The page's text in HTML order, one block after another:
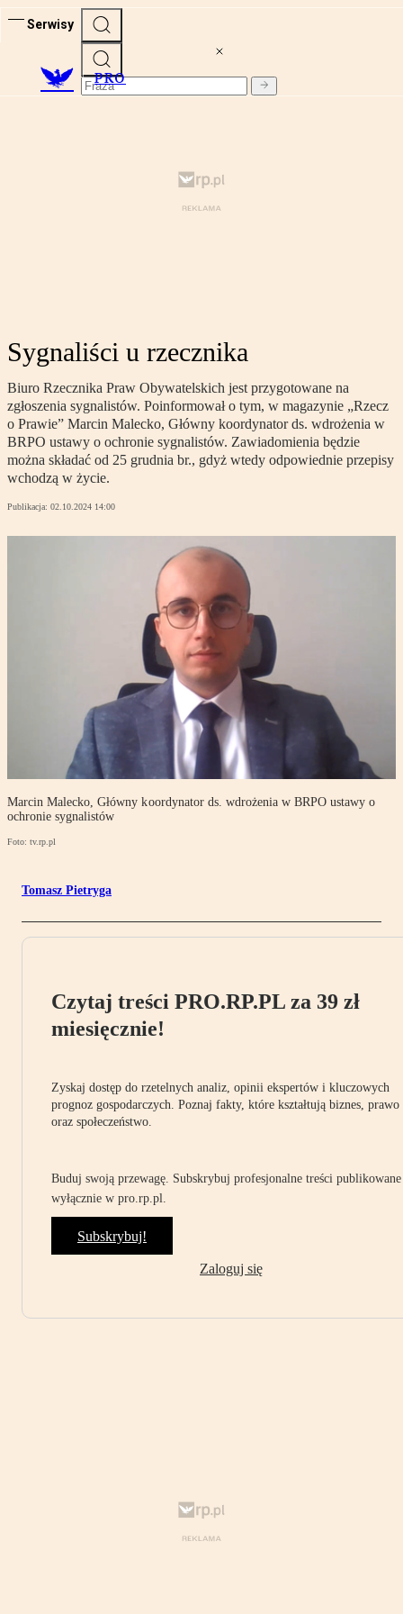
Serwisy
PRO
Sygnaliści u rzecznika
Biuro Rzecznika Praw Obywatelskich jest przygotowane na
zgłoszenia sygnalistów. Poinformował o tym, w magazynie „Rzecz
o Prawie” Marcin Malecko, Główny koordynator ds. wdrożenia w
BRPO ustawy o ochronie sygnalistów. Zawiadomienia będzie
można składać od 25 grudnia br., gdyż wtedy odpowiednie przepisy
wchodzą w życie.
Publikacja: 02.10.2024 14:00
Marcin Malecko, Główny koordynator ds. wdrożenia w BRPO ustawy o
ochronie sygnalistów
Foto: tv.rp.pl
Tomasz Pietryga
Czytaj treści PRO.RP.PL za 39 zł
miesięcznie!
Zyskaj dostęp do rzetelnych analiz, opinii ekspertów i kluczowych
prognoz gospodarczych. Poznaj fakty, które kształtują biznes, prawo
oraz społeczeństwo.
Buduj swoją przewagę. Subskrybuj profesjonalne treści publikowane
wyłącznie w pro.rp.pl.
Subskrybuj!
Zaloguj się